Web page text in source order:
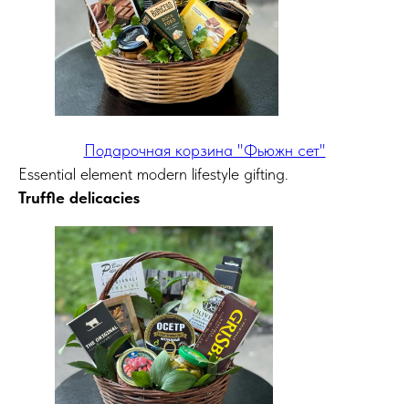
Подарочная корзина "Фьюжн сет"
Essential element modern lifestyle gifting.
Truffle delicacies